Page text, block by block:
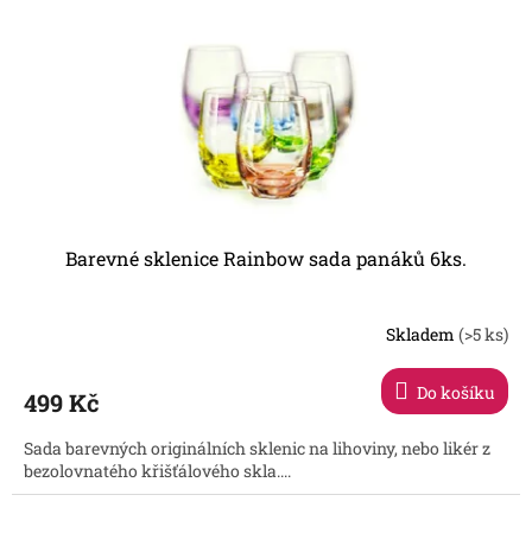
Barevné sklenice Rainbow sada panáků 6ks.
Skladem (>5 ks)
499 Kč Do košíku
Sada barevných originálních sklenic na lihoviny, nebo likér z
bezolovnatého křišťálového skla....